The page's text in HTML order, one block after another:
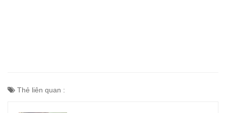
Thẻ liên quan :